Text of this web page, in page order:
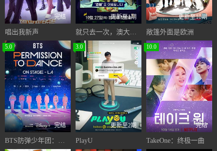
完结
唱出我新声
更新至1期
就只去一次，澳大利亚
更新至10期
敞篷外面是欧洲
5.0
完结
BTS防弹少年团：洛杉矶演唱会
3.0
更新至2期
PlayU
10.0
完结
TakeOne：终极一曲